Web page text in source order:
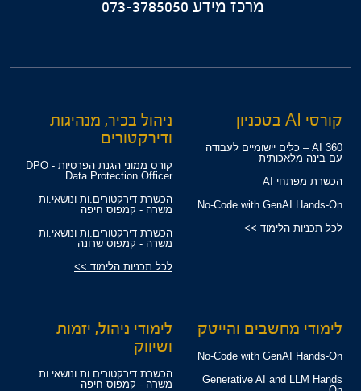
מרכז מידע
קורסי AI בטכניון
360 AI – כלים יישומיים לעבודה
עם בינה מלאכותית
הכשרת מפתחי AI
No-Code with GenAI Hands-On
לכל תכניות הלימוד >>
ניהול בכיר, מנהיגות
ודירקטורים
קורס ממוני הגנת הפרטיות - DPO
Data Protection Officer
הכשרת דירקטורים.ות ונושאי.ות
משרה - קמפוס חיפה
הכשרת דירקטורים.ות ונושאי.ות
משרה - קמפוס שרונה
לכל תכניות הלימוד >>
לימודי מחשבים והייטק
No-Code with GenAI Hands-On
Generative AI and LLM Hands
לימודי ניהול, יזמות
ושיווק
הכשרת דירקטורים.ות ונושאי.ות
משרה - קמפוס חיפה